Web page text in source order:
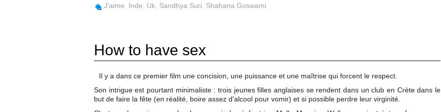
J'aime
Inde Uk Sandhya Suri Shahana Goswami
How to have sex
Il y a dans ce premier film une concision, une puissance et une maîtrise qui forcent le respect.
Son intrigue est pourtant minimaliste : trois jeunes filles anglaises se rendent dans un club en Crète dans le
but de faire la fête (en réalité, boire assez d'alcool pour vomir) et si possible perdre leur virginité.